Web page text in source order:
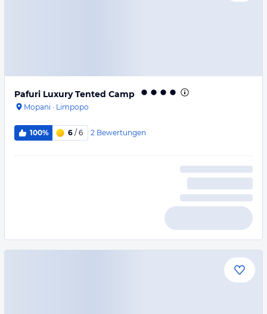
Pafuri Luxury Tented Camp
Mopani · Limpopo
100% 6 / 6 2 Bewertungen